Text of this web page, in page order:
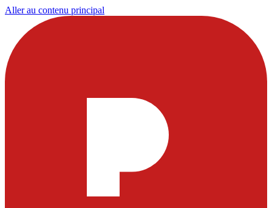
Aller au contenu principal